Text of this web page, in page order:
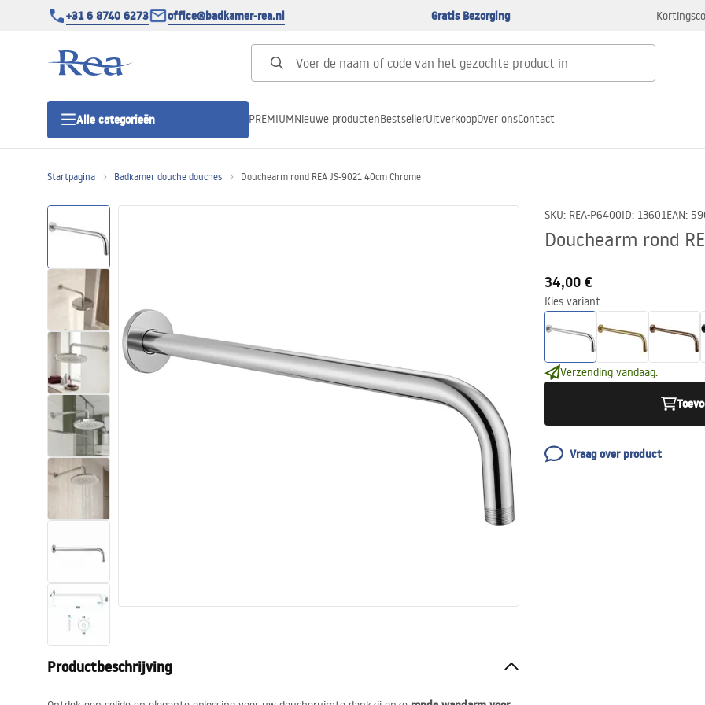
+31 6 8740 6273 office@badkamer-rea.nl Gratis Bezorging
Alle categorieën
Douchedeur
Douchebakken
Lineaire Douchegoten
Toiletten
Wastafels
Baden en badwanden
Douches
Keuken
PREMIUMNieuwe productenBestsellerUitverkoopOver onsContact
Startpagina Badkamer douche douches Douchearm rond REA JS-9021 40cm Chrome
SKU: REA-P6400ID: 13601EAN:
Douchearm rond
34,00 €
Kies variant
Verzending vandaag.
Vraag over product
Productbeschrijving